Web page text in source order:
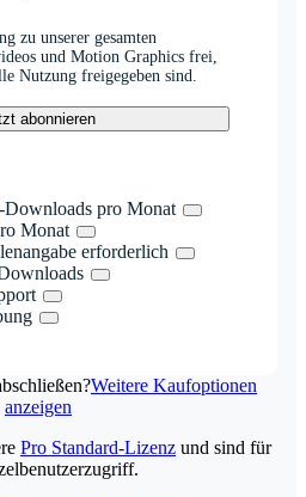
zu unserer gesamten
und Motion Graphics frei,
Nutzung freigegeben sind.
abonnieren
pro Monat
Monat
erforderlich
Weitere Kaufoptionen
anzeigen
Pro Standard-Lizenz und sind für